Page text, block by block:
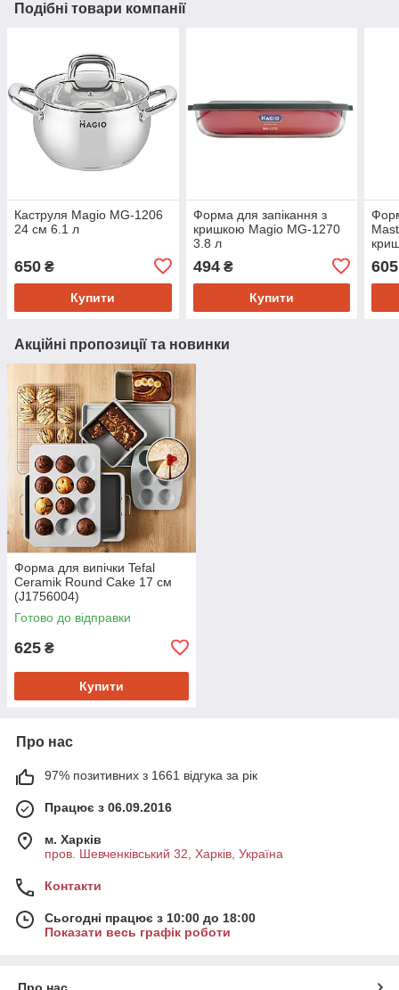
Подібні товари компанії
Каструля Magio MG-1206
24 см 6.1 л
650 ₴
Купити
Форма для запікання з
кришкою Magio MG-1270
3.8 л
494₴
Купити
605
Акційні пропозиції та новинки
Форма для випічки Tefal
Ceramik Round Cake 17 см
(J1756004)
Готово до відправки
625 ₴
Купити
Про нас
97% позитивних з 1661 відгука за рік
Працює з 06.09.2016
м. Харків
пров. Шевченківський 32, Харків, Україна
Контакти
Сьогодні працює з 10:00 до 18:00
Показати весь графік роботи